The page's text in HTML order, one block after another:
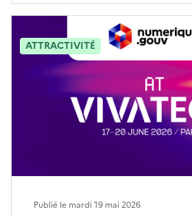
Publié le mardi 19 mai 2026
ATTRACTIVITÉ